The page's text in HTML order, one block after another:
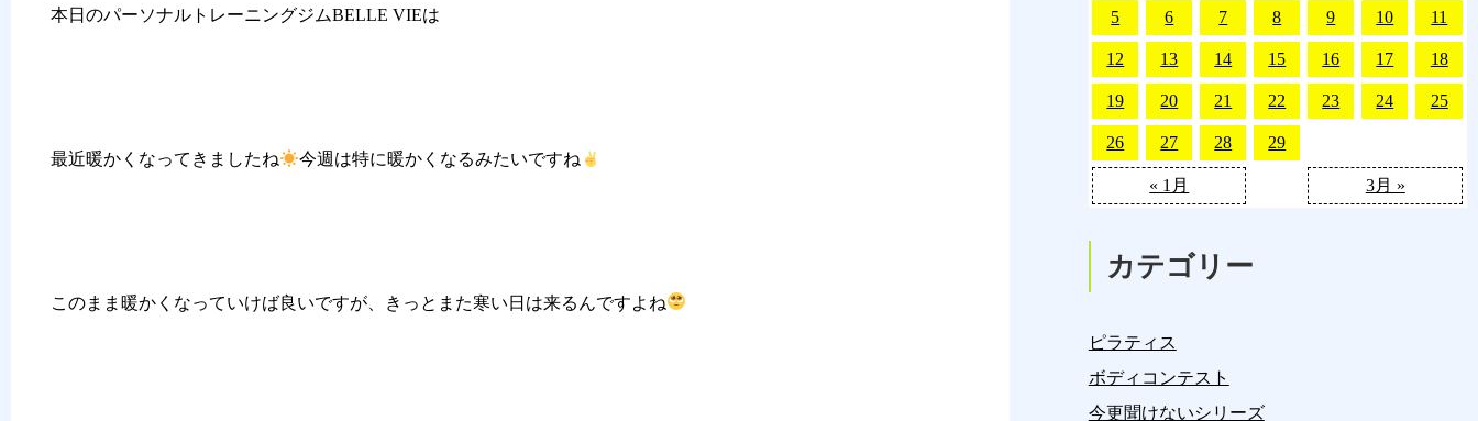
本日のパーソナルトレーニングジムBELLE VIEは
最近暖かくなってきましたね 今週は特に暖かくなるみたいですね
このまま暖かくなっていけば良いですが、きっとまた寒い日は来るんですよね
« 1月 3月 »
5 6 7 8 9 10 11
12 13 14 15 16 17 18
19 20 21 22 23 24 25
26 27 28 29
カテゴリー
ピラティス
ボディコンテスト
今更聞けないシリーズ